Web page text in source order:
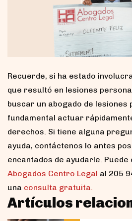
Recuerde, si ha estado
que resultó en lesiones
buscar un abogado de lesiones
fundamental actuar
derechos. Si tiene alguna
ayuda, contáctenos lo antes
encantados de ayudarle.
Abogados Centro Legal al 205
una consulta gratuita.
Artículos